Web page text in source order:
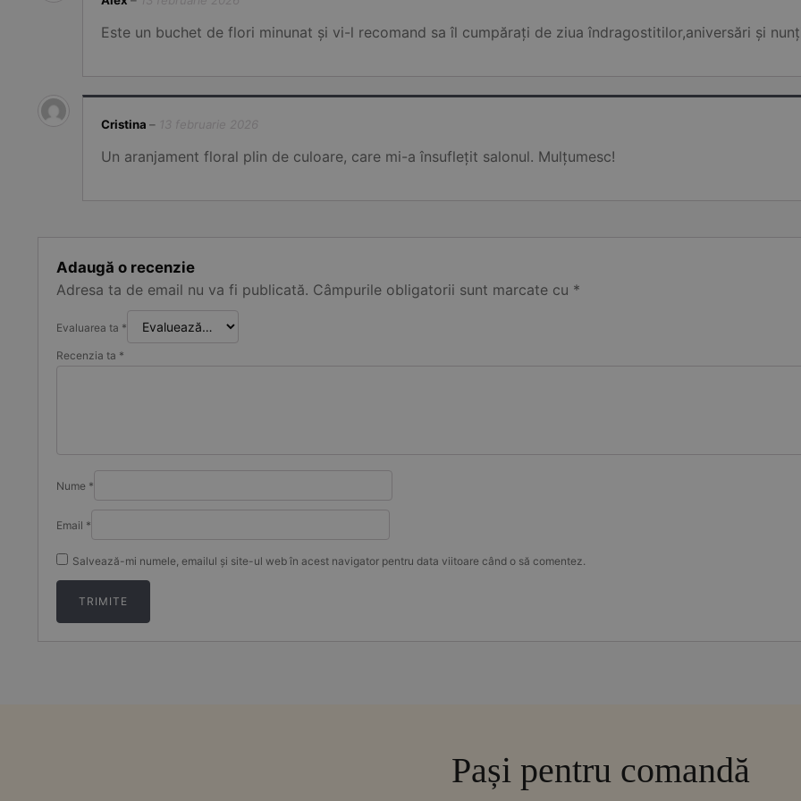
Este un buchet de flori minunat și vi-l recomand sa îl cumpărați de ziua îndragostitilor,aniversări și
Cristina – 13 februarie 2026
Un aranjament floral plin de culoare, care mi-a însuflețit salonul. Mulțumesc!
Adaugă o recenzie
Adresa ta de email nu va fi publicată. Câmpurile obligatorii sunt marcate cu *
Evaluarea ta *
Recenzia ta *
Nume *
Email *
Salvează-mi numele, emailul și site-ul web în acest navigator pentru data viitoare când o să comentez.
Pași pentru comandă